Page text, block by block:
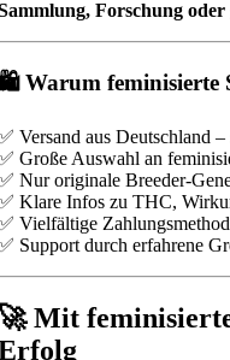
Forschung
Warum feminisierte
Versand aus Deutschland
Große Auswahl an
Nur originale Breeder-
Klare Infos zu THC,
Vielfältige
Support durch erfahrene
Mit